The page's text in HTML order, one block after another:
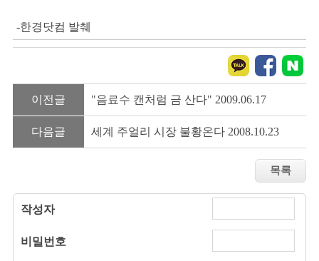
-한경닷컴 발췌
이전글 "음료수 캔처럼 금 산다" 2009.06.17
다음글 세계 주얼리 시장 불황온다 2008.10.23
작성자
비밀번호